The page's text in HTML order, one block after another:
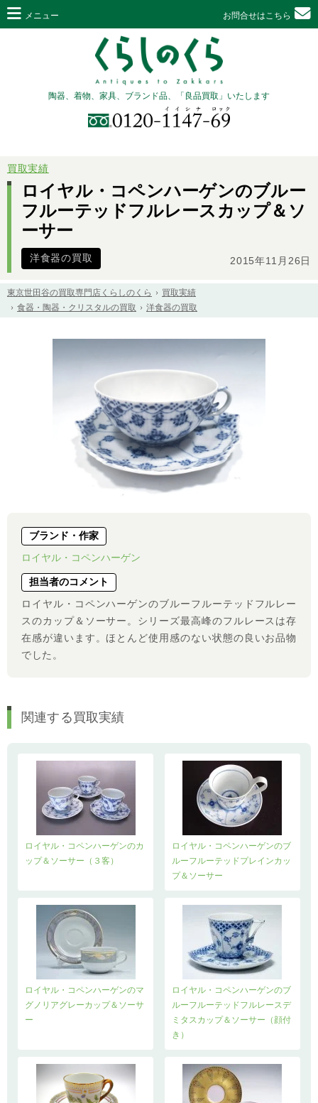
メニュー お問合せはこちら
陶器、着物、家具、ブランド品、「良品買取」いたします
買取実績
ロイヤル・コペンハーゲンのブルー
フルーテッドフルレースカップ＆ソ
ーサー
洋食器の買取 2015年11月26日
東京世田谷の買取専門店くらしのくら
買取実績
食器・陶器・クリスタルの買取
洋食器の買取
ブランド・作家
ロイヤル・コペンハーゲン
担当者のコメント
ロイヤル・コペンハーゲンのブルーフルーテッドフルレー
スのカップ＆ソーサー。シリーズ最高峰のフルレースは存
在感が違います。ほとんど使用感のない状態の良いお品物
でした。
関連する買取実績
ロイヤル・コペンハーゲンのカ
ップ＆ソーサー（３客）
ロイヤル・コペンハーゲンのブ
ルーフルーテッドプレインカッ
プ＆ソーサー
ロイヤル・コペンハーゲンのマ
グノリアグレーカップ＆ソーサ
ー
ロイヤル・コペンハーゲンのブ
ルーフルーテッドフルレースデ
ミタスカップ＆ソーサー（顔付
き）